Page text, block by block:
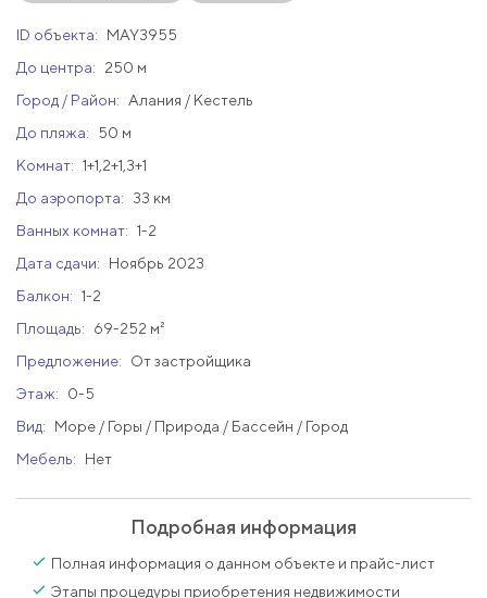
ID объекта:
MAY3955
До центра:
250 м
Город / Район:
Алания / Кестель
До пляжа:
50 м
Комнат: 1+1,2+1,3+1
До аэропорта:
33 км
Ванных комнат: 1-2
Дата сдачи:
Ноябрь 2023
Балкон: 1-2
Площадь:
69-252 м²
Предложение:
От застройщика
Этаж:
0-5
Вид:
Море / Горы / Природа / Бассейн / Город
Мебель:
Нет
Подробная информация
Полная информация о данном объекте и прайс-лист
Этапы процедуры приобретения недвижимости